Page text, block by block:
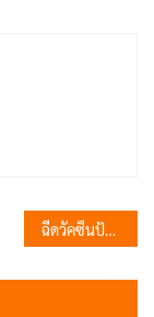
ฉีดวัคซีนป้องกันโรคพิษสุนัขบ้า ชุมชนนารายณ์เจริญ หมู่ 6 ลำนารายณ์